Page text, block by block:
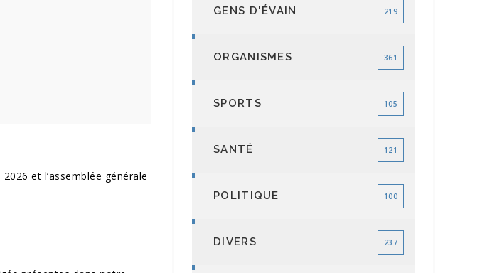
et l’assemblée générale
GENS D'ÉVAIN 219
ORGANISMES 361
SPORTS 105
SANTÉ 121
POLITIQUE 100
DIVERS 237